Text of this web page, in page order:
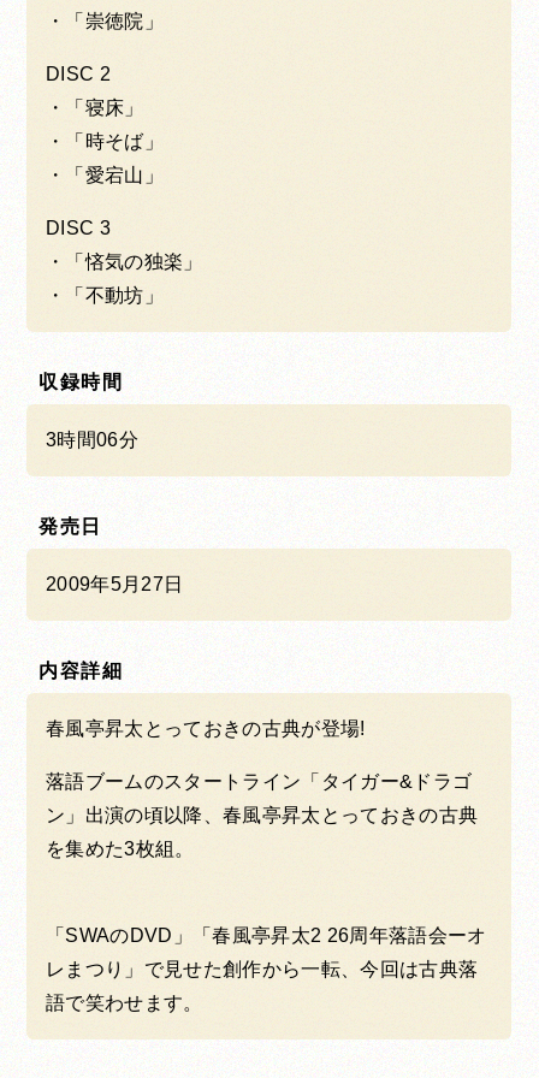
「崇徳院」
DISC 2
「寝床」
「時そば」
「愛宕山」
DISC 3
「悋気の独楽」
「不動坊」
収録時間
3時間06分
発売日
2009年5月27日
内容詳細
春風亭昇太とっておきの古典が登場!
落語ブームのスタートライン「タイガー&ドラゴ
ン」出演の頃以降、春風亭昇太とっておきの古典
を集めた3枚組。
「SWAのDVD」「春風亭昇太2 26周年落語会ーオ
レまつり」で見せた創作から一転、今回は古典落
語で笑わせます。